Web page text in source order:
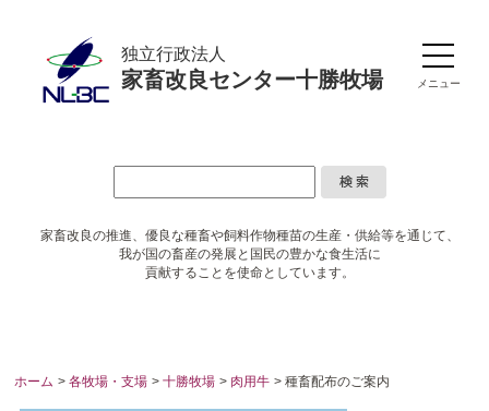
独立行政法人
家畜改良センター十勝牧場 メニュー
家畜改良の推進、優良な種畜や飼料作物種苗の生産・供給等を通じて、
我が国の畜産の発展と国民の豊かな食生活に
貢献することを使命としています。
ホーム >各牧場・支場 >十勝牧場 > 肉用牛 > 種畜配布のご案内